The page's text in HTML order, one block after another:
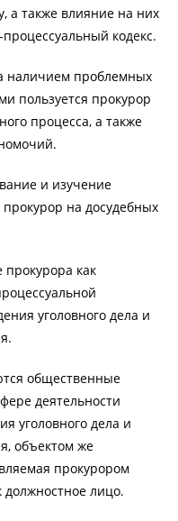
а также влияние на них
кодекс.
наличием проблемных
пользуется прокурор
процесса, а также
и изучение
на досудебных
прокурора как
уголовного дела и
общественные
деятельности
уголовного дела и
объектом же
прокурором
должностное лицо.